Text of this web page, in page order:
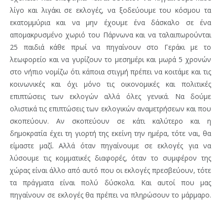
λίγο και λιγάκι σε εκλογές, να ξοδεύουμε του κόσμου τα
εκατομμύρια και να μην έχουμε ένα δάσκαλο σε ένα
απομακρυσμένο χωριό του Πάρνωνα και να ταλαιπωρούνται
25 παιδιά κάθε πρωί να πηγαίνουν στο Γεράκι με το
λεωφορείο και να γυρίζουν το μεσημέρι και μωρά 5 χρονών
στο νήπιο νομίζω ότι κάποια στιγμή πρέπει να κοιτάμε και τις
κοινωνικές και όχι μόνο τις οικονομικές και πολιτικές
επιπτώσεις των εκλογών αλλά όλες γενικά. Να δούμε
ολιστικά τις επιπτώσεις των εκλογικών αναμετρήσεων και που
σκοπεύουν. Αν σκοπεύουν σε κάτι καλύτερο και η
δημοκρατία έχει τη γιορτή της εκείνη την ημέρα, τότε ναι, θα
είμαστε μαζί. Αλλά όταν πηγαίνουμε σε εκλογές για να
λύσουμε τις κομματικές διαφορές, όταν το συμφέρον της
χώρας είναι άλλο από αυτό που οι εκλογές πρεσβεύουν, τότε
τα πράγματα είναι πολύ δύσκολα. Και αυτοί που μας
πηγαίνουν σε εκλογές θα πρέπει να πληρώσουν το μάρμαρο.